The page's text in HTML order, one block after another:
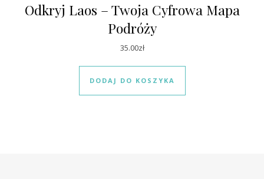
Odkryj Laos – Twoja Cyfrowa Mapa
Podróży
35.00zł
DODAJ DO KOSZYKA